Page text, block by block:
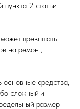
пункта 2 статьи
превышать
на ремонт,
основные средства,
сложный и
размер